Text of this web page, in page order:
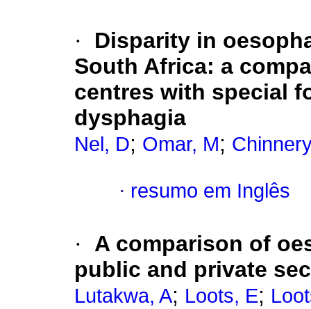
·
Disparity in
South Africa: a
centres with special
dysphagia
Nel, D; Omar, M;
· resumo em Inglês
·
A comparison of
public and private
Lutakwa, A; Loots, E;